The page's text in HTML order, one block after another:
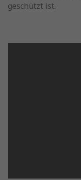
geschützt ist.